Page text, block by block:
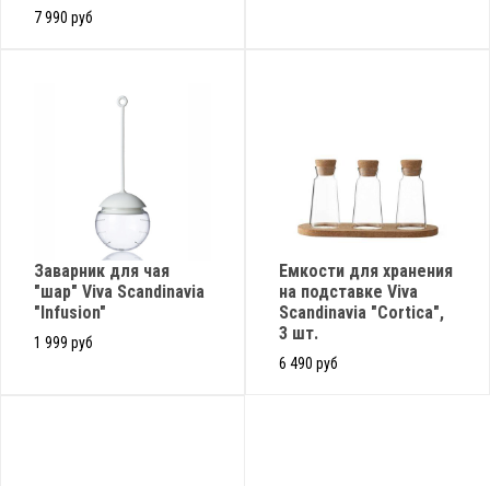
7 990 руб
Заварник для чая
"шар" Viva Scandinavia
"Infusion"
1 999 руб
Емкости для хранения
на подставке Viva
Scandinavia "Cortica",
3 шт.
6 490 руб